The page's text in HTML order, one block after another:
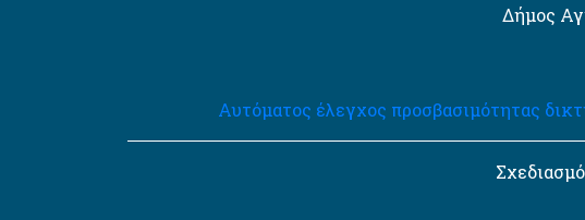
Δήμος
Αυτόματος έλεγχος προσβασιμότητας